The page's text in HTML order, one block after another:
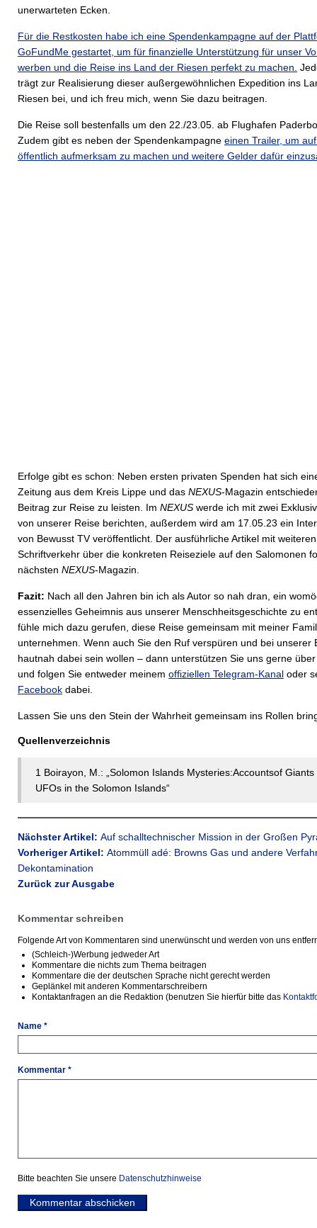
unerwarteten Ecken.
Für die Restkosten habe ich eine Spendenkampagne auf der
GoFundMe gestartet, um für finanzielle Unterstützung für unser
werben und die Reise ins Land der Riesen perfekt zu machen.
trägt zur Realisierung dieser außergewöhnlichen Expedition ins
Riesen bei, und ich freu mich, wenn Sie dazu beitragen.
Die Reise soll bestenfalls um den 22./23.05. ab Flughafen
Zudem gibt es neben der Spendenkampagne einen Trailer, um
öffentlich aufmerksam zu machen und weitere Gelder dafür
Erfolge gibt es schon: Neben ersten privaten Spenden hat sich
Zeitung aus dem Kreis Lippe und das NEXUS-Magazin
Beitrag zur Reise zu leisten. Im NEXUS werde ich mit zwei
von unserer Reise berichten, außerdem wird am 17.05.23 ein
von Bewusst TV veröffentlicht. Der ausführliche Artikel mit
Schriftverkehr über die konkreten Reiseziele auf den Salomonen
nächsten NEXUS-Magazin.
Fazit: Nach all den Jahren bin ich als Autor so nah dran, ein
essenzielles Geheimnis aus unserer Menschheitsgeschichte zu
fühle mich dazu gerufen, diese Reise gemeinsam mit meiner
unternehmen. Wenn auch Sie den Ruf verspüren und bei unserer
hautnah dabei sein wollen – dann unterstützen Sie uns gerne
und folgen Sie entweder meinem offiziellen Telegram-Kanal oder
Facebook dabei.
Lassen Sie uns den Stein der Wahrheit gemeinsam ins Rollen
Quellenverzeichnis
1 Boirayon, M.: „Solomon Islands Mysteries:Accountsof Giants
UFOs in the Solomon Islands“
Nächster Artikel: Auf schalltechnischer Mission in der Großen
Vorheriger Artikel: Atommüll adé: Browns Gas und andere
Dekontamination
Zurück zur Ausgabe
Kommentar schreiben
Folgende Art von Kommentaren sind unerwünscht und werden von uns
(Schleich-)Werbung jedweder Art
Kommentare die nichts zum Thema beitragen
Kommentare die der deutschen Sprache nicht gerecht werden
Geplänkel mit anderen Kommentarschreibern
Kontaktanfragen an die Redaktion (benutzen Sie hierfür bitte das
Name *
Kommentar *
Bitte beachten Sie unsere Datenschutzhinweise
Kommentar abschicken